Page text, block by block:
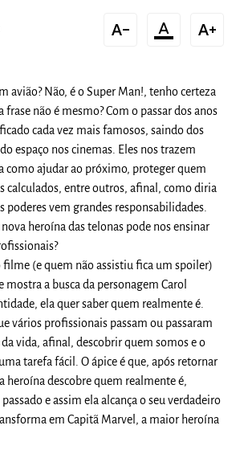
text_decrease format_color_text text_increase
avião? Não, é o Super Man!, tenho certeza
frase não é mesmo? Com o passar dos anos
cada vez mais famosos, saindo dos
espaço nos cinemas. Eles nos trazem
como ajudar ao próximo, proteger quem
calculados, entre outros, afinal, como diria
poderes vem grandes responsabilidades.
heroína das telonas pode nos ensinar
(e quem não assistiu fica um spoiler)
mostra a busca da personagem Carol
ela quer saber quem realmente é.
vários profissionais passam ou passaram
vida, afinal, descobrir quem somos e o
tarefa fácil. O ápice é que, após retornar
heroína descobre quem realmente é,
e assim ela alcança o seu verdadeiro
em Capitã Marvel, a maior heroína